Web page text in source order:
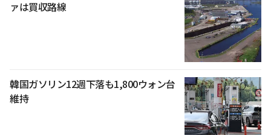
ァは買収路線
韓国ガソリン12週下落も1,800ウォン台
維持